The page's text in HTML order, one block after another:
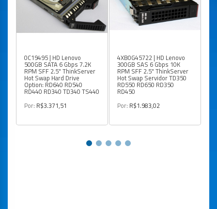
0C19495 | HD Lenovo
500GB SATA 6 Gbps 7.2K
RPM SFF 2.5" ThinkServer
Hot Swap Hard Drive
Option: RD640 RD540
RD440 RD340 TD340 TS440
Por: R$3.371,51
4XB0G45722 | HD Lenovo
300GB SAS 6 Gbps 10K
RPM SFF 2.5" ThinkServer
Hot Swap Servidor TD350
RD550 RD650 RD350
RD450
Por: R$1.983,02